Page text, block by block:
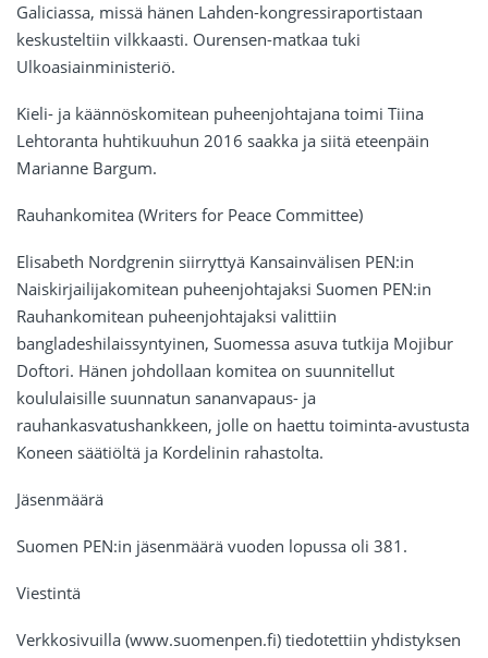
Galiciassa, missä hänen Lahden-kongressiraportistaan
keskusteltiin vilkkaasti. Ourensen-matkaa tuki
Ulkoasiainministeriö.
Kieli- ja käännöskomitean puheenjohtajana toimi Tiina
Lehtoranta huhtikuuhun 2016 saakka ja siitä eteenpäin
Marianne Bargum.
Rauhankomitea (Writers for Peace Committee)
Elisabeth Nordgrenin siirryttyä Kansainvälisen PEN:in
Naiskirjailijakomitean puheenjohtajaksi Suomen PEN:in
Rauhankomitean puheenjohtajaksi valittiin
bangladeshilaissyntyinen, Suomessa asuva tutkija Mojibur
Doftori. Hänen johdollaan komitea on suunnitellut
koululaisille suunnatun sananvapaus- ja
rauhankasvatushankkeen, jolle on haettu toiminta-avustusta
Koneen säätiöltä ja Kordelinin rahastolta.
Jäsenmäärä
Suomen PEN:in jäsenmäärä vuoden lopussa oli 381.
Viestintä
Verkkosivuilla (www.suomenpen.fi) tiedotettiin yhdistyksen